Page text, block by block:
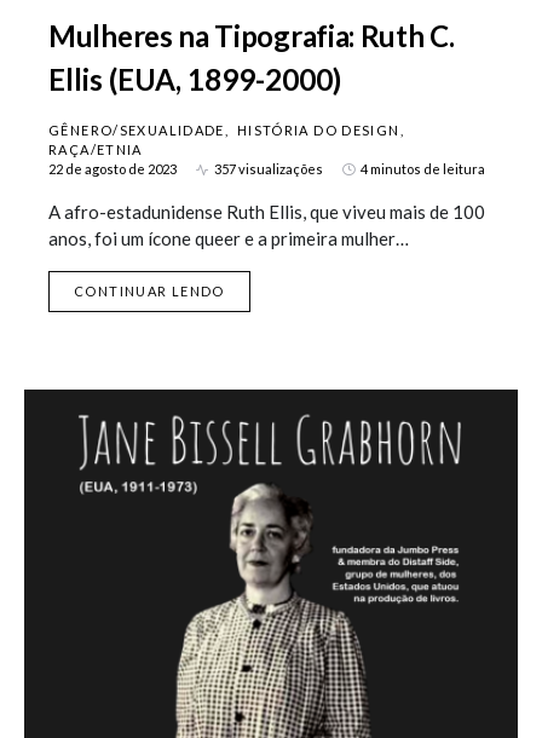
Mulheres na Tipografia: Ruth C.
Ellis (EUA, 1899-2000)
GÊNERO/SEXUALIDADE
HISTÓRIA DO DESIGN
RAÇA/ETNIA
22 de agosto de 2023
357 visualizações 4 minutos de leitura
A afro-estadunidense Ruth Ellis, que viveu mais de 100
anos, foi um ícone queer e a primeira mulher…
CONTINUAR LENDO